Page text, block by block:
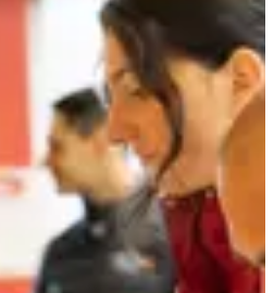
Organisateur